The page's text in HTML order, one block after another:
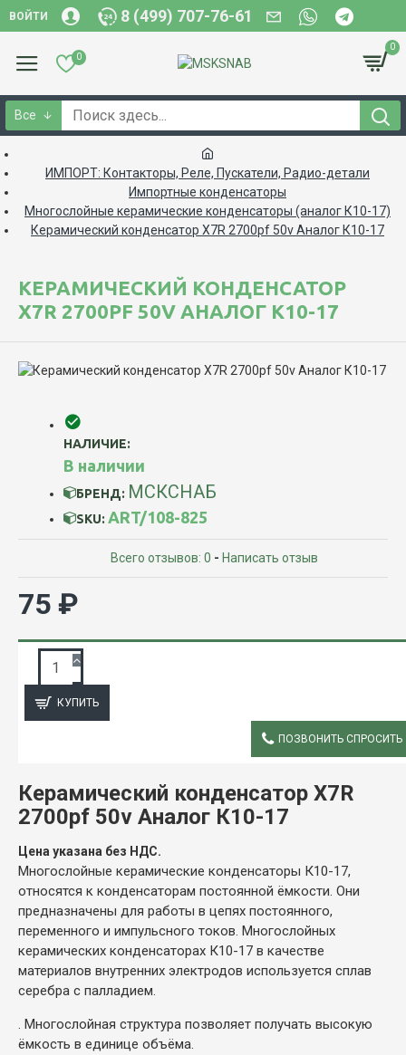
ВОЙТИ 8 (499) 707-76-61
0
0
Все
ИМПОРТ: Контакторы, Реле, Пускатели, Радио-детали
Импортные конденсаторы
Многослойные керамические конденсаторы (аналог К10-17)
Керамический конденсатор X7R 2700pf 50v Аналог К10-17
КЕРАМИЧЕСКИЙ КОНДЕНСАТОР
X7R 2700PF 50V АНАЛОГ К10-17
НАЛИЧИЕ:
В наличии
БРЕНД: МСКСНАБ
SKU: ART/108-825
Всего отзывов: 0 - Написать отзыв
75 ₽
КУПИТЬ
ПОЗВОНИТЬ СПРОСИТЬ
Керамический конденсатор X7R
2700pf 50v Аналог К10-17
Цена указана без НДС.
Многослойные керамические конденсаторы К10-17,
относятся к конденсаторам постоянной ёмкости. Они
предназначены для работы в цепях постоянного,
переменного и импульсного токов. Многослойных
керамических конденсаторах К10-17 в качестве
материалов внутренних электродов используется сплав
серебра с палладием.
. Многослойная структура позволяет получать высокую
ёмкость в единице объёма.